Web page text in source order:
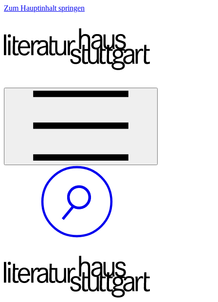
Zum Hauptinhalt springen